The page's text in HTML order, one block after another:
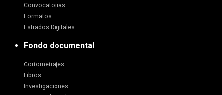
Convocatorias
Formatos
Estrados Digitales
Fondo documental
Cortometrajes
Libros
Investigaciones